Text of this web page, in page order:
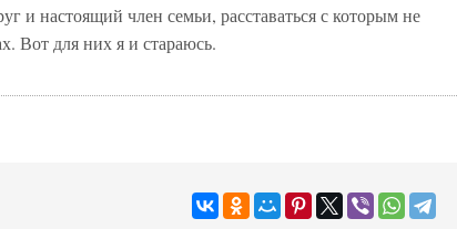
и настоящий член семьи, расставаться с которым не
Вот для них я и стараюсь.